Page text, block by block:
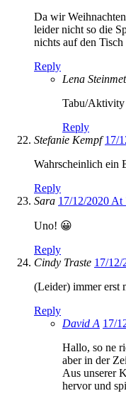
Da wir
leider nicht so die
nichts auf den Tisch
Reply
Lena
Tabu/Aktivity
Reply
Stefanie Kempf 17/
Wahrscheinlich ein
Reply
Sara 17/12/2020 At
Uno! 😀
Reply
Cindy Traste 17/12/
(Leider) immer erst
Reply
David A 17/
Hallo, so ne
aber in der
Aus unserer
hervor und